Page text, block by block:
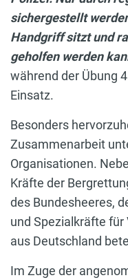
sichergestellt
Handgriff sitzt und
geholfen werden
während der Übung
Einsatz.
Besonders
Zusammenarbeit
Organisationen.
Kräfte der
des Bundesheeres,
und Spezialkräfte
aus Deutschland
Im Zuge der